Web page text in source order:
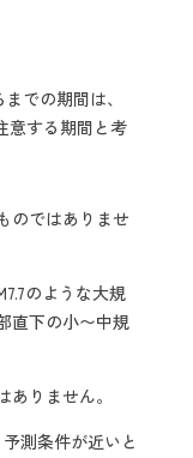
での期間は、
意する期間と考
のではありませ
のような大規
直下の小〜中規
りません。
測条件が近いと